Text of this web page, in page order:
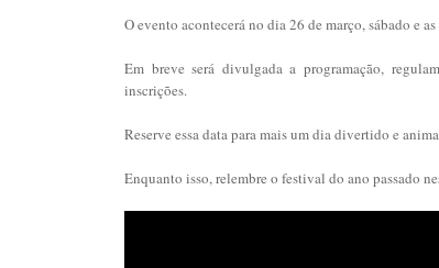
O evento acontecerá no dia 26 de março, sábado e
Em breve será divulgada a programação,
inscrições.
Reserve essa data para mais um dia divertido e
Enquanto isso, relembre o festival do ano passado